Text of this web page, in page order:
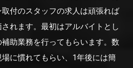
付のスタッフの求人は頑張れば
れます。最初はアルバイトとし
助業務を行ってもらいます。数
に慣れてもらい、1年後には簡